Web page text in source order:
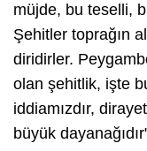
müjde, bu teselli,
Şehitler toprağın
diridirler.
olan şehitlik, işte
iddiamızdır,
büyük